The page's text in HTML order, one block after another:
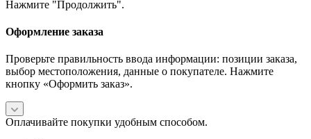
Нажмите "Продолжить".
Оформление заказа
Проверьте правильность ввода информации: позиции заказа,
выбор местоположения, данные о покупателе. Нажмите
кнопку «Оформить заказ».
Оплачивайте покупки удобным способом.